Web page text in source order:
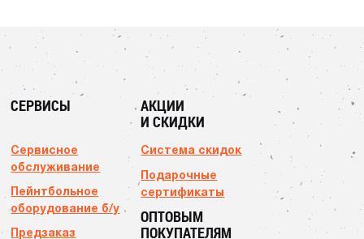
СЕРВИСЫ
Сервисное
обслуживание
Пейнтбольное
оборудование б/у
Предзаказ
АКЦИИ
И СКИДКИ
Система скидок
Подарочные
сертификаты
ОПТОВЫМ
ПОКУПАТЕЛЯМ